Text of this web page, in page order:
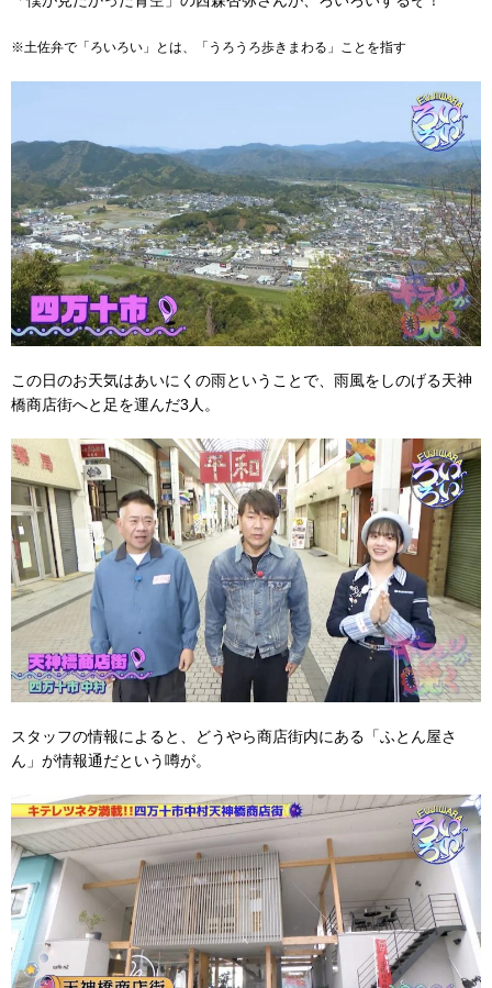
※土佐弁で「ろいろい」とは、「うろうろ歩きまわる」ことを指す
この日のお天気はあいにくの雨ということで、雨風をしのげる天神
橋商店街へと足を運んだ3人。
スタッフの情報によると、どうやら商店街内にある「ふとん屋さ
ん」が情報通だという噂が。